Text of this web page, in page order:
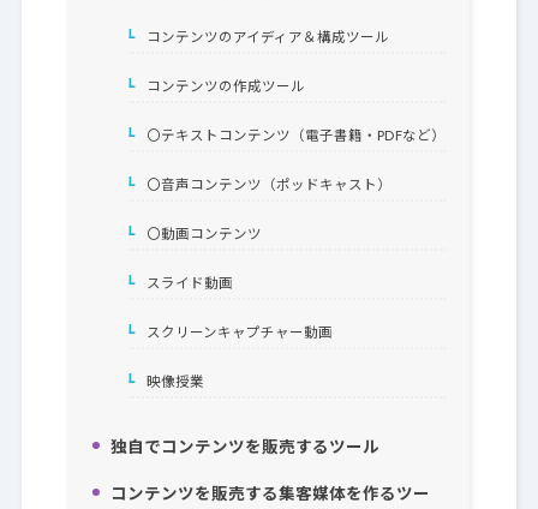
1-1. コンテンツのアイディア＆構成ツール
1-2.コンテンツの作成ツール
1-2-1.〇テキストコンテンツ（電子書籍・PDFなど）
1-2-2.〇音声コンテンツ（ポッドキャスト）
1-2-3.〇動画コンテンツ
1-2-4.スライド動画
1-2-5.スクリーンキャプチャー動画
1-2-6.映像授業
2.独自でコンテンツを販売するツール
コンテンツを販売する集客媒体を作るツー